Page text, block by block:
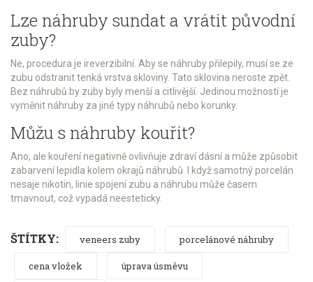
Lze náhruby sundat a vrátit původní
zuby?
Ne, procedura je ireverzibilní. Aby se náhruby přilepily, musí se ze
zubu odstranit tenká vrstva skloviny. Tato sklovina neroste zpět.
Bez náhrubů by zuby byly menší a citlivější. Jedinou možností je
vyměnit náhruby za jiné typy náhrubů nebo korunky.
Můžu s náhruby kouřit?
Ano, ale kouření negativně ovlivňuje zdraví dásní a může způsobit
zabarvení lepidla kolem okrajů náhrubů. I když samotný porcelán
nesaje nikotin, linie spojení zubu a náhrubu může časem
tmavnout, což vypadá neesteticky.
ŠTÍTKY: veneers zuby porcelánové náhruby
cena vložek úprava úsměvu